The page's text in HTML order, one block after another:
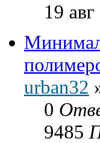
19
urban32
0
9485